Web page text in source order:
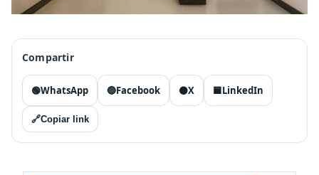
Compartir
🟢WhatsApp 🔵Facebook ⚫X 🟦LinkedIn
🔗Copiar link